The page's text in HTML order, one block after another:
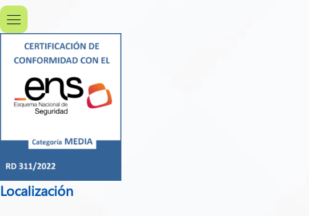
Localización